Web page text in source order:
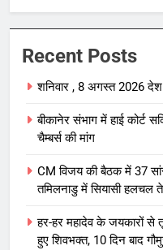
Recent Posts
शनिवार , 8 अगस्त 2026 देश
बीकानेर संभाग में हाई कोर्ट
चैम्बर्स की मांग
CM विजय की बैठक में 37
तमिलनाडु में सियासी हलचल
हर-हर महादेव के जयकारों से
हुए शिवभक्त, 10 दिन बाद